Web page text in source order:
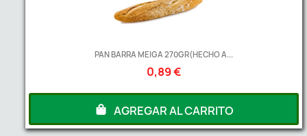
PAN BARRA MEIGA 270GR(HECHO A...
0,89 €
AGREGAR AL CARRITO